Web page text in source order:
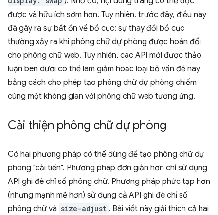
được và hữu ích sớm hơn. Tuy nhiên, trước đây, điều này
đã gây ra sự bất ổn về bố cục: sự thay đổi bố cục
thường xảy ra khi phông chữ dự phòng được hoán đổi
cho phông chữ web. Tuy nhiên, các API mới được thảo
luận bên dưới có thể làm giảm hoặc loại bỏ vấn đề này
bằng cách cho phép tạo phông chữ dự phòng chiếm
cùng một không gian với phông chữ web tương ứng.
Cải thiện phông chữ dự phòng
Có hai phương pháp có thể dùng để tạo phông chữ dự
phòng "cải tiến". Phương pháp đơn giản hơn chỉ sử dụng
API ghi đè chỉ số phông chữ. Phương pháp phức tạp hơn
(nhưng mạnh mẽ hơn) sử dụng cả API ghi đè chỉ số
phông chữ và size-adjust . Bài viết này giải thích cả hai